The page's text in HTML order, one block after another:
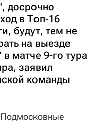
досрочно
в Топ-16
будут, тем не
на выезде
матче 9-го тура
заявил
команды
Подмосковные